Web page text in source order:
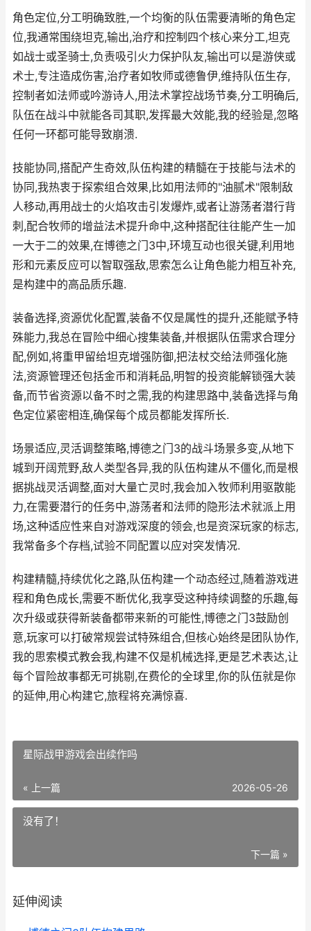
角色定位,分工明确致胜,一个均衡的队伍需要清晰的角色定
位,我通常围绕坦克,输出,治疗和控制四个核心来分工,坦克
如战士或圣骑士,负责吸引火力保护队友,输出可以是游侠或
术士,专注造成伤害,治疗者如牧师或德鲁伊,维持队伍生存,
控制者如法师或吟游诗人,用法术掌控战场节奏,分工明确后,
队伍在战斗中就能各司其职,发挥最大效能,我的经验是,忽略
任何一环都可能导致崩溃.
技能协同,搭配产生奇效,队伍构建的精髓在于技能与法术的
协同,我热衷于探索组合效果,比如用法师的"油腻术"限制敌
人移动,再用战士的火焰攻击引发爆炸,或者让游荡者潜行背
刺,配合牧师的增益法术提升命中,这种搭配往往能产生一加
一大于二的效果,在博德之门3中,环境互动也很关键,利用地
形和元素反应可以智取强敌,思索怎么让角色能力相互补充,
是构建中的高品质乐趣.
装备选择,资源优化配置,装备不仅是属性的提升,还能赋予特
殊能力,我总在冒险中细心搜集装备,并根据队伍需求合理分
配,例如,将重甲留给坦克增强防御,把法杖交给法师强化施
法,资源管理还包括金币和消耗品,明智的投资能解锁强大装
备,而节省资源以备不时之需,我的构建思路中,装备选择与角
色定位紧密相连,确保每个成员都能发挥所长.
场景适应,灵活调整策略,博德之门3的战斗场景多变,从地下
城到开阔荒野,敌人类型各异,我的队伍构建从不僵化,而是根
据挑战灵活调整,面对大量亡灵时,我会加入牧师利用驱散能
力,在需要潜行的任务中,游荡者和法师的隐形法术就派上用
场,这种适应性来自对游戏深度的领会,也是资深玩家的标志,
我常备多个存档,试验不同配置以应对突发情况.
构建精髓,持续优化之路,队伍构建一个动态经过,随着游戏进
程和角色成长,需要不断优化,我享受这种持续调整的乐趣,每
次升级或获得新装备都带来新的可能性,博德之门3鼓励创
意,玩家可以打破常规尝试特殊组合,但核心始终是团队协作,
我的思索模式教会我,构建不仅是机械选择,更是艺术表达,让
每个冒险故事都无可挑剔,在费伦的全球里,你的队伍就是你
的延伸,用心构建它,旅程将充满惊喜.
星际战甲游戏会出续作吗
« 上一篇 2026-05-26
没有了！
下一篇 »
延伸阅读